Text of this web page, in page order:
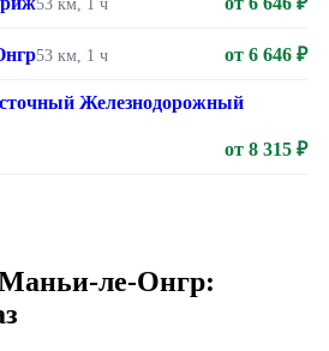
53 км, 1 ч
53 км, 1 ч от 6 646 ₽
Железнодорожный
от 8 315 ₽
Маньи-ле-Онгр: